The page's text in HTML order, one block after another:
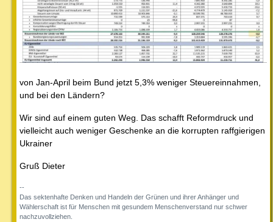
von Jan-April beim Bund jetzt 5,3% weniger Steuereinnahmen,
und bei den Ländern?
Wir sind auf einem guten Weg. Das schafft Reformdruck und
vielleicht auch weniger Geschenke an die korrupten raffgierigen
Ukrainer
Gruß Dieter
--
Das sektenhafte Denken und Handeln der Grünen und ihrer Anhänger und
Wählerschaft ist für Menschen mit gesundem Menschenverstand nur schwer
nachzuvollziehen.